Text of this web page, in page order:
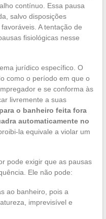
contínuo. Essa pausa
salvo disposições
A tentação de
fisiológicas nesse
jurídico específico. O
como o período em que o
e se conforma às
livremente a suas
o banheiro feita fora
automaticamente no
la equivale a violar um
pode exigir que as pausas
Ele não pode:
ao banheiro, pois a
imprevisível e